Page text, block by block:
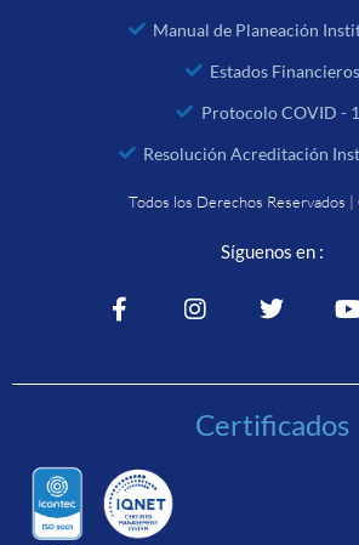
Manual de Planeación
Estados Financieros
Protocolo COVID -
Resolución Acreditación
Todos los Derechos Reservados
Síguenos en :
Certificados